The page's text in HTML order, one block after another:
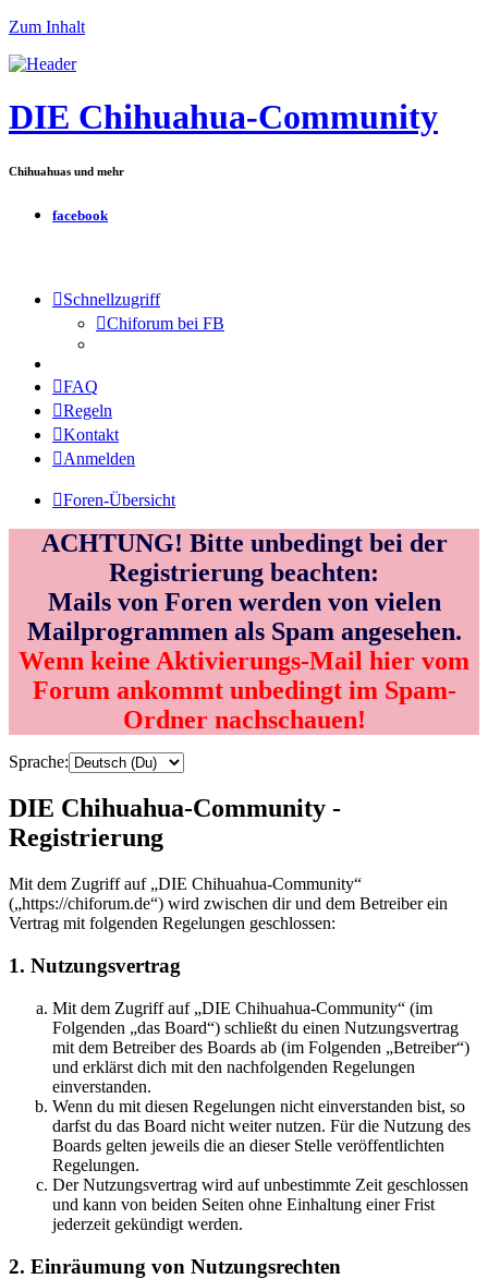
Zum Inhalt
DIE Chihuahua-Community
Chihuahuas und mehr
facebook
Schnellzugriff
Chiforum bei FB
FAQ
Regeln
Kontakt
Anmelden
Foren-Übersicht
ACHTUNG! Bitte unbedingt bei der
Registrierung beachten:
Mails von Foren werden von vielen
Mailprogrammen als Spam angesehen.
Wenn keine Aktivierungs-Mail hier vom
Forum ankommt unbedingt im Spam-
Ordner nachschauen!
Sprache:
DIE Chihuahua-Community -
Registrierung
Mit dem Zugriff auf „DIE Chihuahua-Community“
(„https://chiforum.de“) wird zwischen dir und dem Betreiber ein
Vertrag mit folgenden Regelungen geschlossen:
1. Nutzungsvertrag
Mit dem Zugriff auf „DIE Chihuahua-Community“ (im
Folgenden „das Board“) schließt du einen Nutzungsvertrag
mit dem Betreiber des Boards ab (im Folgenden „Betreiber“)
und erklärst dich mit den nachfolgenden Regelungen
einverstanden.
Wenn du mit diesen Regelungen nicht einverstanden bist, so
darfst du das Board nicht weiter nutzen. Für die Nutzung des
Boards gelten jeweils die an dieser Stelle veröffentlichten
Regelungen.
Der Nutzungsvertrag wird auf unbestimmte Zeit geschlossen
und kann von beiden Seiten ohne Einhaltung einer Frist
jederzeit gekündigt werden.
2. Einräumung von Nutzungsrechten